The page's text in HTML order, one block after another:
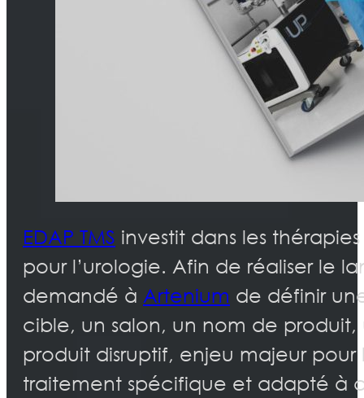
EDAP TMS investit dans les
pour l’urologie. Afin de réaliser le
demandé à Artenium de définir
cible, un salon, un nom de
produit disruptif, enjeu majeur pour
traitement spécifique et adapté à